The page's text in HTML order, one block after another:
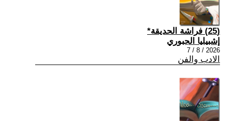
(25) فراشة الحديقة*
إشبيليا الجبوري
2026 / 8 / 7
الادب والفن